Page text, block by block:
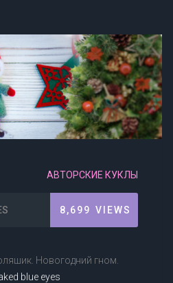
АВТОРСКИЕ КУКЛЫ
8,699 VIEWS
Новогодний гном.
blue eyes